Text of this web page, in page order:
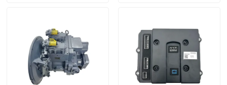
Σχετικά με εμάς
Γύρος εργοστασίων